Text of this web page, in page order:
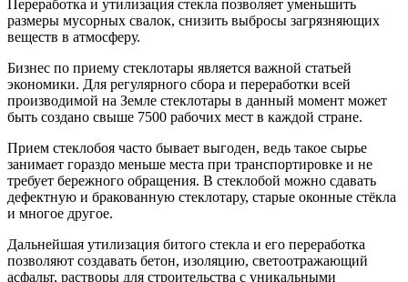
Переработка и утилизация стекла позволяет уменьшить
размеры мусорных свалок, снизить выбросы загрязняющих
веществ в атмосферу.
Бизнес по приему стеклотары является важной статьей
экономики. Для регулярного сбора и переработки всей
производимой на Земле стеклотары в данный момент может
быть создано свыше 7500 рабочих мест в каждой стране.
Прием стеклобоя часто бывает выгоден, ведь такое сырье
занимает гораздо меньше места при транспортировке и не
требует бережного обращения. В стеклобой можно сдавать
дефектную и бракованную стеклотару, старые оконные стёкла
и многое другое.
Дальнейшая утилизация битого стекла и его переработка
позволяют создавать бетон, изоляцию, светоотражающий
асфальт, растворы для строительства с уникальными